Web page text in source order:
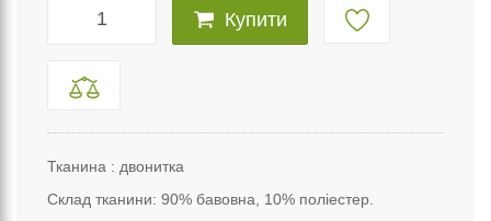
Купити
Тканина : двонитка
Склад тканини: 90% бавовна , 10% поліестер.